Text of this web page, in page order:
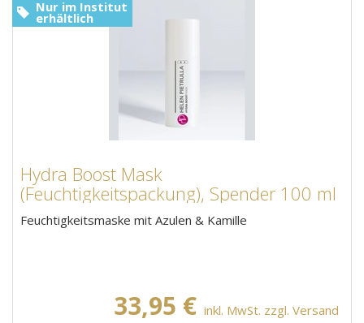
Hydra Boost Mask
(Feuchtigkeitspackung), Spender 100 ml
Feuchtigkeitsmaske mit Azulen & Kamille
33,95 € inkl. MwSt. zzgl. Versand
Nur im Institut
erhältlich